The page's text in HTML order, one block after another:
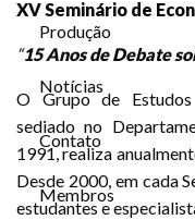
Produção
Notícias
Contato
Membros
XVSeminário de
“15 Anos de Debate
O Grupo de
sediado no
1991, realiza
Desde 2000, em cada
estudantes e